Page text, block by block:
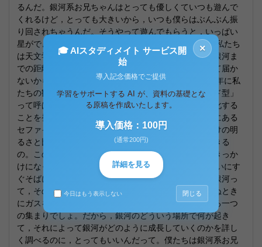
るんだ。銀河系お兄ちゃんはとっても優しくていつも遊んで
くれるけど，とっても大きいから，いつも僕らはぶんぶん振
り回されちゃうんだ。そうやって遊んでもらうと，いっぱい
星ができるといわれているんだよ」 「こう見えても，私たち
は天文学にいっぱい貢献しているの。例えば，遠くの銀河ま
での距離を測ろうとするでしょ。もちろん物差しなんて届か
ないから，天文学者はいろいろな工夫をするの。1912年に私
たちの観測をしていたリービットさんが，「セファイド型」
って呼ばれている変光星が，明るい星ほどゆっくり変化する
ことを発見したの。これを応用するとね，遠くの銀河にある
セファイド変光星の本当の明るさが分かるので，見かけの明
るさと比べれば，その銀河までの距離を測ることができる
の。この大発見が，宇宙の構造や生い立ちを研究するきっか
けになったのよ」 「天文学者の皆さんには，僕らみたいにす
ぐそばにいる銀河，っていうのは魅力的なんだって。銀河っ
て，その中でガスが集まって星が生まれたり，星が死ぬとき
にガスをまき散らしたり，いろいろな活動が起きている一つ
の集まりでしょ。だから，銀河のどういう場所で何が起き
て，それによって銀河がどのように成長していくのかを詳し
く調べるのに，とってもいいんだって。僕たちは銀河系お兄
×
🎓 AIスタディメイト サービス開
始
導入記念価格でご提供
学習をサポートする AI が、資料の基礎とな
る原稿を作成いたします。
導入価格：100円
(通常200円)
詳細を見る
今日はもう表示しない 閉じる